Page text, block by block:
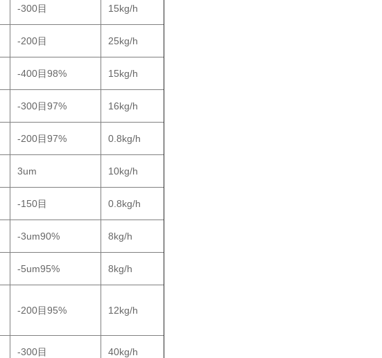
-300目 15kg/h
-200目 25kg/h
-400目98% 15kg/h
-300目97% 16kg/h
-200目97% 0.8kg/h
3um 10kg/h
-150目 0.8kg/h
-3um90% 8kg/h
-5um95% 8kg/h
-200目95% 12kg/h
-300目 40kg/h